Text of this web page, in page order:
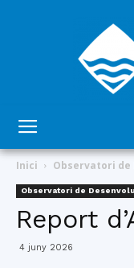
Inici Observatori de
Observatori de
Report
4 juny 2026